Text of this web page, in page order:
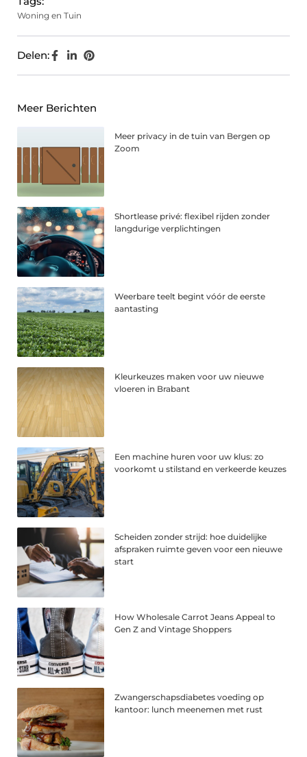
Woning en Tuin
Delen:
Meer Berichten
Meer privacy in de tuin van Bergen op
Zoom
Shortlease privé: flexibel rijden zonder
langdurige verplichtingen
Weerbare teelt begint vóór de eerste
aantasting
Kleurkeuzes maken voor uw nieuwe
vloeren in Brabant
Een machine huren voor uw klus: zo
voorkomt u stilstand en verkeerde keuzes
Scheiden zonder strijd: hoe duidelijke
afspraken ruimte geven voor een nieuwe
start
How Wholesale Carrot Jeans Appeal to
Gen Z and Vintage Shoppers
Zwangerschapsdiabetes voeding op
kantoor: lunch meenemen met rust